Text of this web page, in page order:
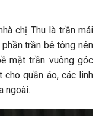
chị Thu là trần mái
trần bê tông nên
mặt trần vuông góc
quần áo, các linh
ngoài.